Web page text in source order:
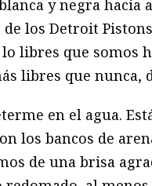
y negra hacia
de los Detroit
libres que somos
libres que nunca,
en el agua.
los bancos de
de una brisa